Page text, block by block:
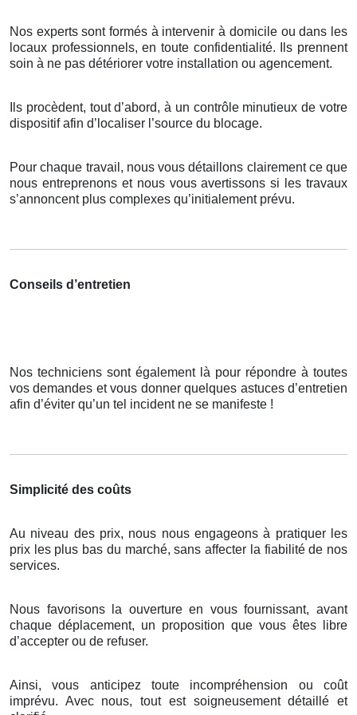
Nos experts sont formés à intervenir à domicile ou dans les
locaux professionnels, en toute confidentialité. Ils prennent
soin à ne pas détériorer votre installation ou agencement.
Ils procèdent, tout d’abord, à un contrôle minutieux de votre
dispositif afin d’localiser l’source du blocage.
Pour chaque travail, nous vous détaillons clairement ce que
nous entreprenons et nous vous avertissons si les travaux
s’annoncent plus complexes qu’initialement prévu.
Conseils d’entretien
Nos techniciens sont également là pour répondre à toutes
vos demandes et vous donner quelques astuces d’entretien
afin d’éviter qu’un tel incident ne se manifeste !
Simplicité des coûts
Au niveau des prix, nous nous engageons à pratiquer les
prix les plus bas du marché, sans affecter la fiabilité de nos
services.
Nous favorisons la ouverture en vous fournissant, avant
chaque déplacement, un proposition que vous êtes libre
d’accepter ou de refuser.
Ainsi, vous anticipez toute incompréhension ou coût
imprévu. Avec nous, tout est soigneusement détaillé et